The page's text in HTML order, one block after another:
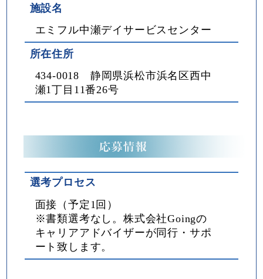
施設名
エミフル中瀬デイサービスセンター
所在住所
434-0018 静岡県浜松市浜名区西中
瀬1丁目11番26号
選考プロセス
面接（予定1回）
※書類選考なし。株式会社Goingの
キャリアアドバイザーが同行・サポ
ート致します。